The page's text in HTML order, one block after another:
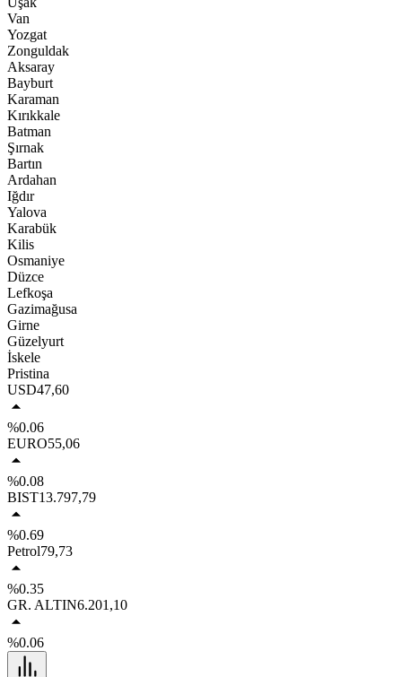
Van
Yozgat
Zonguldak
Aksaray
Bayburt
Karaman
Kırıkkale
Batman
Şırnak
Bartın
Ardahan
Iğdır
Yalova
Karabük
Kilis
Osmaniye
Düzce
Lefkoşa
Gazimağusa
Girne
Güzelyurt
İskele
Pristina
USD47,60
%0.06
EURO55,06
%0.08
BIST13.797,79
%0.69
Petrol79,73
%0.35
GR. ALTIN6.201,10
%0.06